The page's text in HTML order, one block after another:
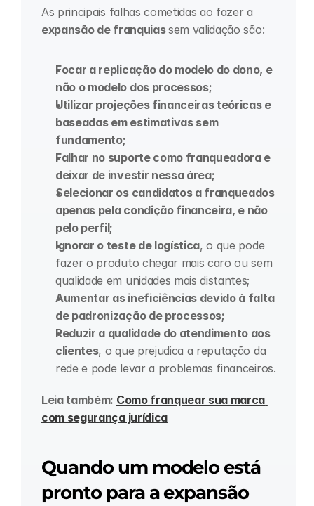
expansão de franquias sem validação são:
Focar a replicação do modelo do dono, e
não o modelo dos processos;
Utilizar projeções financeiras teóricas e
baseadas em estimativas sem
fundamento;
Falhar no suporte como franqueadora e
deixar de investir nessa área;
Selecionar os candidatos a franqueados
apenas pela condição financeira, e não
pelo perfil;
Ignorar o teste de logística, o que pode
fazer o produto chegar mais caro ou sem
qualidade em unidades mais distantes;
Aumentar as ineficiências devido à falta
de padronização de processos;
Reduzir a qualidade do atendimento aos
clientes, o que prejudica a reputação da
rede e pode levar a problemas financeiros.
Leia também: Como franquear sua marca
com segurança jurídica
Quando um modelo está
pronto para a expansão